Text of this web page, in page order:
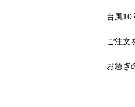
台風10
ご注文
お急ぎ